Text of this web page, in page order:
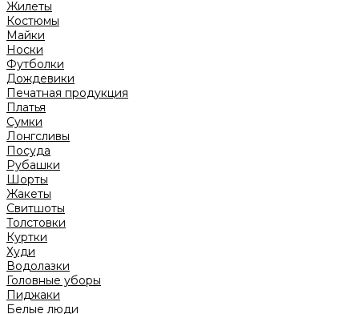
Жилеты
Костюмы
Майки
Носки
Футболки
Дождевики
Печатная продукция
Платья
Сумки
Лонгсливы
Посуда
Рубашки
Шорты
Жакеты
Свитшоты
Толстовки
Куртки
Худи
Водолазки
Головные уборы
Пиджаки
Белые люди